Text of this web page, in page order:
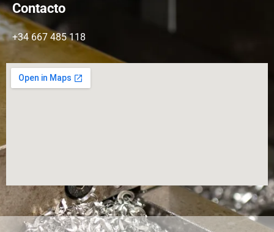
Contacto
+34 667 485 118